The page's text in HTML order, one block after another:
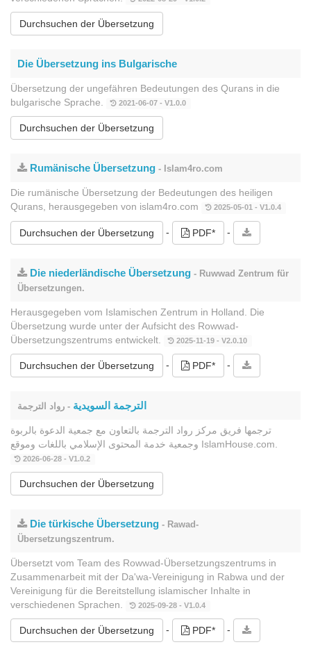
Durchsuchen der Übersetzung
Die Übersetzung ins Bulgarische
Übersetzung der ungefähren Bedeutungen des Qurans in die
bulgarische Sprache.
2021-06-07 - V1.0.0
Durchsuchen der Übersetzung
Rumänische Übersetzung - Islam4ro.com
Die rumänische Übersetzung der Bedeutungen des heiligen
Qurans, herausgegeben von islam4ro.com
2025-05-01 - V1.0.4
Durchsuchen der Übersetzung - PDF* -
Die niederländische Übersetzung - Ruwwad Zentrum für
Übersetzungen.
Herausgegeben vom Islamischen Zentrum in Holland. Die
Übersetzung wurde unter der Aufsicht des Rowwad-
Übersetzungszentrums entwickelt.
2025-11-19 - V2.0.10
Durchsuchen der Übersetzung - PDF* -
الترجمة السويدية - رواد الترجمة
ترجمها فريق مركز رواد الترجمة بالتعاون مع جمعية الدعوة بالربوة
وجمعية خدمة المحتوى الإسلامي باللغات وموقع IslamHouse.com.
2026-06-28 - V1.0.2
Durchsuchen der Übersetzung
Die türkische Übersetzung - Rawad-
Übersetzungszentrum.
Übersetzt vom Team des Rowwad-Übersetzungszentrums in
Zusammenarbeit mit der Da'wa-Vereinigung in Rabwa und der
Vereinigung für die Bereitstellung islamischer Inhalte in
verschiedenen Sprachen.
2025-09-28 - V1.0.4
Durchsuchen der Übersetzung - PDF* -